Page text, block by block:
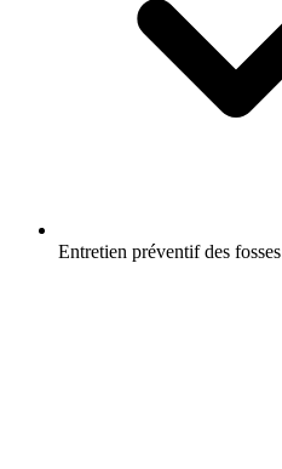
Entretien préventif des fosses